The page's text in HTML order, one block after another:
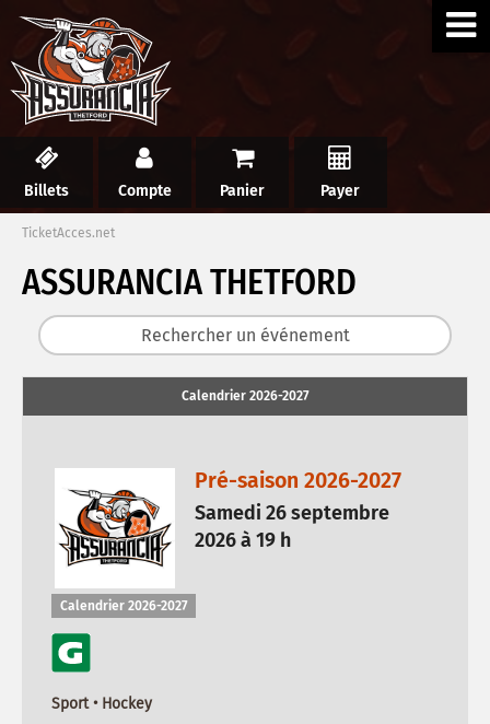
Billets Compte Panier Payer
TicketAcces.net
ASSURANCIA THETFORD
Calendrier 2026-2027
Pré-saison 2026-2027
Samedi 26 septembre
2026 à 19 h
Calendrier 2026-2027
Sport • Hockey